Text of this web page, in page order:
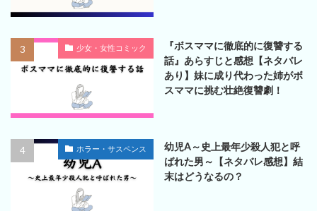
少女・女性コミック
『ボスママに徹底的に復讐する
話』あらすじと感想【ネタバレ
あり】妹に成り代わった姉がボ
スママに挑む壮絶復讐劇！
ホラー・サスペンス
幼児A～史上最年少殺人犯と呼
ばれた男～【ネタバレ感想】結
末はどうなるの？